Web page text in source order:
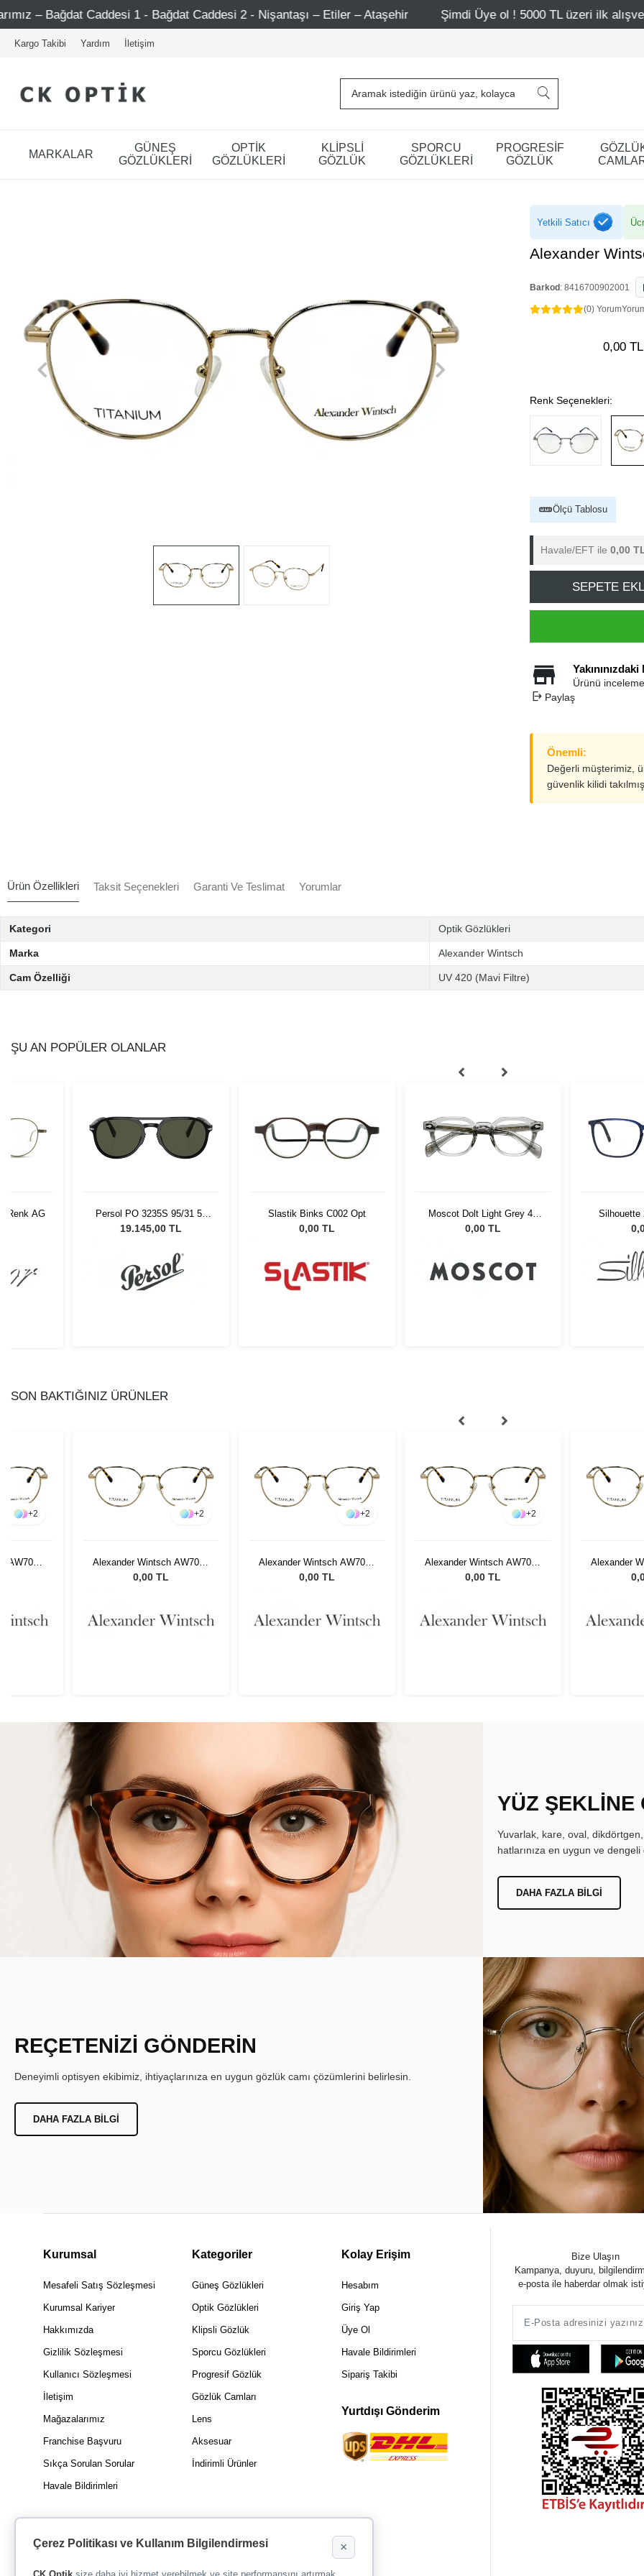
Caddesi 1 - Bağdat Caddesi 2 - Nişantaşı – Etiler – Ataşehir Şimdi Üye ol ! 5000 TL üzeri ilk alışverişinde 500 TL
Kargo Takibi Yardım İletişim
MARKALAR
GÜNEŞ
GÖZLÜKLERİ
OPTİK
GÖZLÜKLERİ
KLİPSLİ
GÖZLÜK
SPORCU
GÖZLÜKLERİ
PROGRESİF
GÖZLÜK
Yetkili Satıcı
Alexander
Barkod : 8416700902001
(0) Yorum
0,00 TL
Renk Seçenekleri:
Ölçü Tablosu
Havale/EFT ile 0,00
SEPETE
Ürünü
Paylaş
Önemli:
Değerli müşterimiz,
güvenlik kilidi
Ürün Özellikleri Taksit Seçenekleri Garanti Ve Teslimat Yorumlar
Kategori Optik Gözlükleri
Marka Alexander Wintsch
Cam Özelliği UV 420 (Mavi Filtre)
ŞU AN POPÜLER OLANLAR
Renk AG
Persol PO 3235S 95/31 55
Unisex Güneş Gözlüğü
19.145,00 TL
Slastik Binks C002 Opt
0,00 TL
Moscot Dolt Light Grey 49
1202-01
0,00 TL
Silhouette
SON BAKTIĞINIZ ÜRÜNLER
+2
AW7009
+2
Alexander Wintsch AW7009
C2
0,00 TL
+2
Alexander Wintsch AW7009
C2
0,00 TL
+2
Alexander Wintsch AW7009
C2
0,00 TL
Alexander
YÜZ ŞEKLİNE
Yuvarlak, kare, oval,
hatlarınıza en uygun ve
DAHA FAZLA BILGI
REÇETENİZİ GÖNDERİN
Deneyimli optisyen ekibimiz, ihtiyaçlarınıza en uygun gözlük camı çözümlerini belirlesin.
DAHA FAZLA BILGI
Kurumsal
Mesafeli Satış Sözleşmesi
Kurumsal Kariyer
Hakkımızda
Gizlilik Sözleşmesi
Kullanıcı Sözleşmesi
İletişim
Mağazalarımız
Franchise Başvuru
Sıkça Sorulan Sorular
Havale Bildirimleri
Kategoriler
Güneş Gözlükleri
Optik Gözlükleri
Klipsli Gözlük
Sporcu Gözlükleri
Progresif Gözlük
Gözlük Camları
Lens
Aksesuar
İndirimli Ürünler
Kolay Erişim
Hesabım
Giriş Yap
Üye Ol
Havale Bildirimleri
Sipariş Takibi
Yurtdışı Gönderim
Bize Ulaşın
Kampanya, duyuru,
e-posta ile haberdar olmak
Çerez Politikası ve Kullanım Bilgilendirmesi ×